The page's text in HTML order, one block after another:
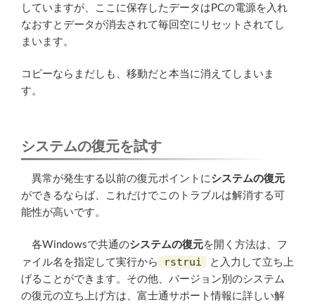
していますが、ここに保存したデータはPCの電源を入れ
なおすとデータが消去されて毎回空にリセットされてし
まいます。
コピーならまだしも、移動だと本当に消えてしまいま
す。
システムの復元を試す
異常が発生する以前の復元ポイントに システムの復元
ができるならば、これだけでこのトラブルは解消する可
能性が高いです。
各Windowsで共通のシステムの復元を開く方法は、フ
ァイル名を指定して実行から
rstrui
と入力して立ち上
げることができます。その他、バージョン別のシステム
の復元の立ち上げ方は、富士通サポート情報に詳しい解